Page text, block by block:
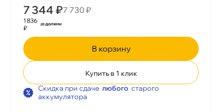
7 344 ₽7 730 ₽
1 836
₽
корзину
Купить в 1 клик
Скидка при сдаче любого старого
аккумулятора